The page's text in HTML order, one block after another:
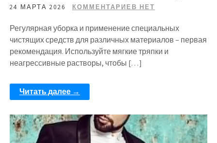
24 МАРТА 2026 КОММЕНТАРИЕВ НЕТ
Регулярная уборка и применение специальных
чистящих средств для различных материалов – первая
рекомендация. Используйте мягкие тряпки и
неагрессивные растворы, чтобы […]
Читать далее →